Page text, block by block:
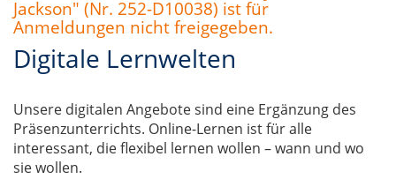
Jackson" (Nr. 252-D10038) ist für
Anmeldungen nicht freigegeben.
Digitale Lernwelten
Unsere digitalen Angebote sind eine Ergänzung des
Präsenzunterrichts. Online-Lernen ist für alle
interessant, die flexibel lernen wollen – wann und wo
sie wollen.